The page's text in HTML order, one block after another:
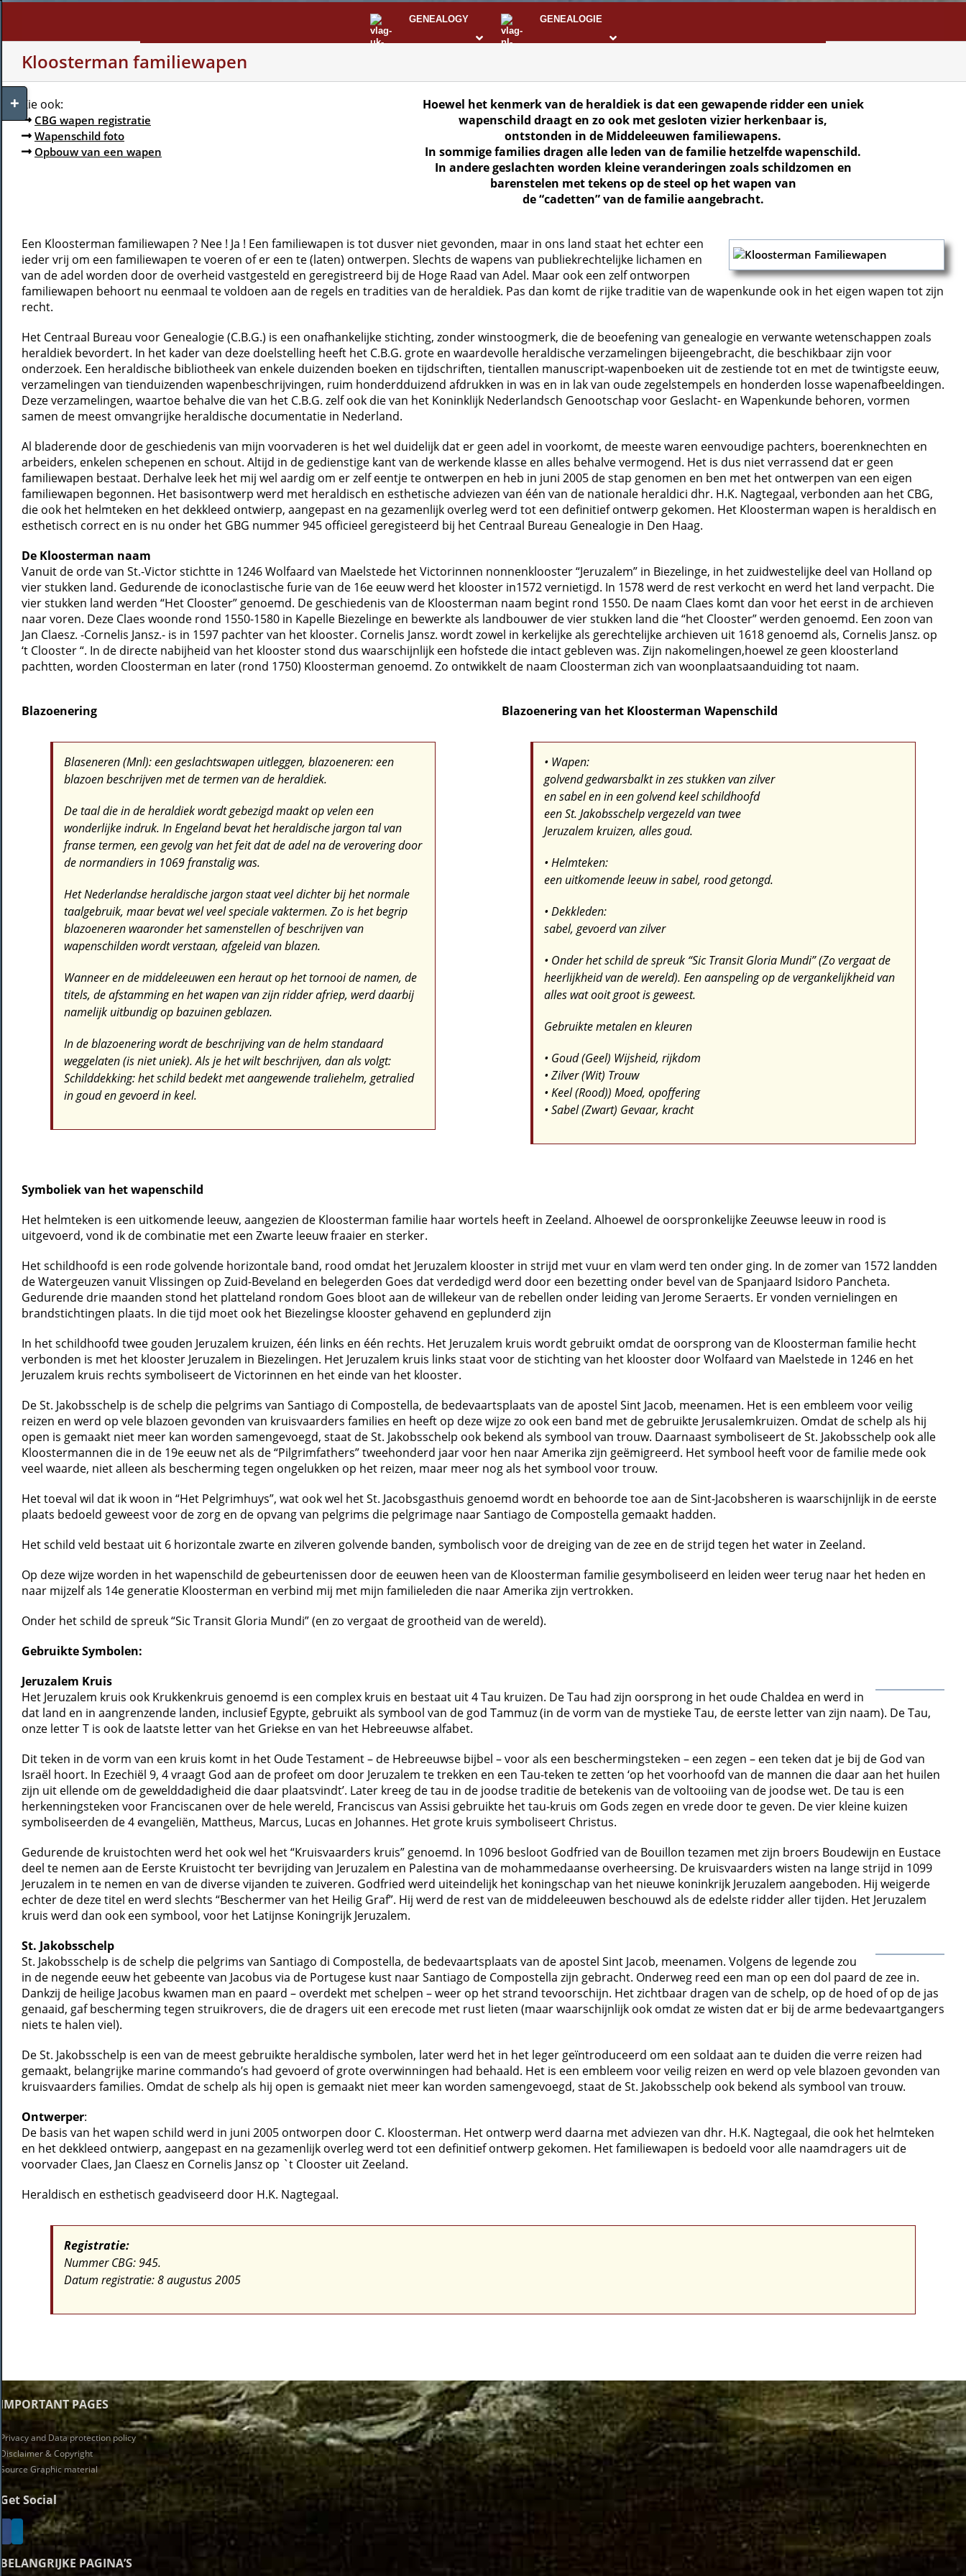
Skip
GENEALOGY GENEALOGIE
Kloosterman familiewapen
Zie ook:
CBG wapen registratie
Wapenschild foto
Opbouw van een wapen
Hoewel het kenmerk van de heraldiek is dat een gewapende ridder een uniek
wapenschild draagt en zo ook met gesloten vizier herkenbaar is,
ontstonden in de Middeleeuwen familiewapens.
In sommige families dragen alle leden van de familie hetzelfde wapenschild.
In andere geslachten worden kleine veranderingen zoals schildzomen en
barenstelen met tekens op de steel op het wapen van
de “cadetten” van de familie aangebracht.
Een Kloosterman familiewapen ? Nee ! Ja ! Een familiewapen is tot dusver niet gevonden, maar in ons land staat het echter een
ieder vrij om een familiewapen te voeren of er een te (laten) ontwerpen. Slechts de wapens van publiekrechtelijke lichamen en
van de adel worden door de overheid vastgesteld en geregistreerd bij de Hoge Raad van Adel. Maar ook een zelf ontworpen
familiewapen behoort nu eenmaal te voldoen aan de regels en tradities van de heraldiek. Pas dan komt de rijke traditie van de wapenkunde ook in het eigen wapen tot zijn
recht.
Het Centraal Bureau voor Genealogie (C.B.G.) is een onafhankelijke stichting, zonder winstoogmerk, die de beoefening van genealogie en verwante wetenschappen zoals
heraldiek bevordert. In het kader van deze doelstelling heeft het C.B.G. grote en waardevolle heraldische verzamelingen bijeengebracht, die beschikbaar zijn voor
onderzoek. Een heraldische bibliotheek van enkele duizenden boeken en tijdschriften, tientallen manuscript-wapenboeken uit de zestiende tot en met de twintigste eeuw,
verzamelingen van tienduizenden wapenbeschrijvingen, ruim honderdduizend afdrukken in was en in lak van oude zegelstempels en honderden losse wapenafbeeldingen.
Deze verzamelingen, waartoe behalve die van het C.B.G. zelf ook die van het Koninklijk Nederlandsch Genootschap voor Geslacht- en Wapenkunde behoren, vormen
samen de meest omvangrijke heraldische documentatie in Nederland.
Al bladerende door de geschiedenis van mijn voorvaderen is het wel duidelijk dat er geen adel in voorkomt, de meeste waren eenvoudige pachters, boerenknechten en
arbeiders, enkelen schepenen en schout. Altijd in de gedienstige kant van de werkende klasse en alles behalve vermogend. Het is dus niet verrassend dat er geen
familiewapen bestaat. Derhalve leek het mij wel aardig om er zelf eentje te ontwerpen en heb in juni 2005 de stap genomen en ben met het ontwerpen van een eigen
familiewapen begonnen. Het basisontwerp werd met heraldisch en esthetische adviezen van één van de nationale heraldici dhr. H.K. Nagtegaal, verbonden aan het CBG,
die ook het helmteken en het dekkleed ontwierp, aangepast en na gezamenlijk overleg werd tot een definitief ontwerp gekomen. Het Kloosterman wapen is heraldisch en
esthetisch correct en is nu onder het GBG nummer 945 officieel geregisteerd bij het Centraal Bureau Genealogie in Den Haag.
De Kloosterman naam
Vanuit de orde van St.-Victor stichtte in 1246 Wolfaard van Maelstede het Victorinnen nonnenklooster “Jeruzalem” in Biezelinge, in het zuidwestelijke deel van Holland op
vier stukken land. Gedurende de iconoclastische furie van de 16e eeuw werd het klooster in1572 vernietigd. In 1578 werd de rest verkocht en werd het land verpacht. Die
vier stukken land werden “Het Clooster” genoemd. De geschiedenis van de Kloosterman naam begint rond 1550. De naam Claes komt dan voor het eerst in de archieven
naar voren. Deze Claes woonde rond 1550-1580 in Kapelle Biezelinge en bewerkte als landbouwer de vier stukken land die “het Clooster” werden genoemd. Een zoon van
Jan Claesz. -Cornelis Jansz.- is in 1597 pachter van het klooster. Cornelis Jansz. wordt zowel in kerkelijke als gerechtelijke archieven uit 1618 genoemd als, Cornelis Jansz. op
‘t Clooster “. In de directe nabijheid van het klooster stond dus waarschijnlijk een hofstede die intact gebleven was. Zijn nakomelingen,hoewel ze geen kloosterland
pachtten, worden Cloosterman en later (rond 1750) Kloosterman genoemd. Zo ontwikkelt de naam Cloosterman zich van woonplaatsaanduiding tot naam.
Blazoenering
Blaseneren (Mnl): een geslachtswapen uitleggen, blazoeneren: een
blazoen beschrijven met de termen van de heraldiek.
De taal die in de heraldiek wordt gebezigd maakt op velen een
wonderlijke indruk. In Engeland bevat het heraldische jargon tal van
franse termen, een gevolg van het feit dat de adel na de verovering door
de normandiers in 1069 franstalig was.
Het Nederlandse heraldische jargon staat veel dichter bij het normale
taalgebruik, maar bevat wel veel speciale vaktermen. Zo is het begrip
blazoeneren waaronder het samenstellen of beschrijven van
wapenschilden wordt verstaan, afgeleid van blazen.
Wanneer en de middeleeuwen een heraut op het tornooi de namen, de
titels, de afstamming en het wapen van zijn ridder afriep, werd daarbij
namelijk uitbundig op bazuinen geblazen.
In de blazoenering wordt de beschrijving van de helm standaard
weggelaten (is niet uniek). Als je het wilt beschrijven, dan als volgt:
Schilddekking: het schild bedekt met aangewende traliehelm, getralied
in goud en gevoerd in keel.
Blazoenering van het Kloosterman Wapenschild
• Wapen:
golvend gedwarsbalkt in zes stukken van zilver
en sabel en in een golvend keel schildhoofd
een St. Jakobsschelp vergezeld van twee
Jeruzalem kruizen, alles goud.
• Helmteken:
een uitkomende leeuw in sabel, rood getongd.
• Dekkleden:
sabel, gevoerd van zilver
• Onder het schild de spreuk “Sic Transit Gloria Mundi” (Zo vergaat de
heerlijkheid van de wereld). Een aanspeling op de vergankelijkheid van
alles wat ooit groot is geweest.
Gebruikte metalen en kleuren
• Goud (Geel) Wijsheid, rijkdom
• Zilver (Wit) Trouw
• Keel (Rood)) Moed, opoffering
• Sabel (Zwart) Gevaar, kracht
Symboliek van het wapenschild
Het helmteken is een uitkomende leeuw, aangezien de Kloosterman familie haar wortels heeft in Zeeland. Alhoewel de oorspronkelijke Zeeuwse leeuw in rood is
uitgevoerd, vond ik de combinatie met een Zwarte leeuw fraaier en sterker.
Het schildhoofd is een rode golvende horizontale band, rood omdat het Jeruzalem klooster in strijd met vuur en vlam werd ten onder ging. In de zomer van 1572 landden
de Watergeuzen vanuit Vlissingen op Zuid-Beveland en belegerden Goes dat verdedigd werd door een bezetting onder bevel van de Spanjaard Isidoro Pancheta.
Gedurende drie maanden stond het platteland rondom Goes bloot aan de willekeur van de rebellen onder leiding van Jerome Seraerts. Er vonden vernielingen en
brandstichtingen plaats. In die tijd moet ook het Biezelingse klooster gehavend en geplunderd zijn
In het schildhoofd twee gouden Jeruzalem kruizen, één links en één rechts. Het Jeruzalem kruis wordt gebruikt omdat de oorsprong van de Kloosterman familie hecht
verbonden is met het klooster Jeruzalem in Biezelingen. Het Jeruzalem kruis links staat voor de stichting van het klooster door Wolfaard van Maelstede in 1246 en het
Jeruzalem kruis rechts symboliseert de Victorinnen en het einde van het klooster.
De St. Jakobsschelp is de schelp die pelgrims van Santiago di Compostella, de bedevaartsplaats van de apostel Sint Jacob, meenamen. Het is een embleem voor veilig
reizen en werd op vele blazoen gevonden van kruisvaarders families en heeft op deze wijze zo ook een band met de gebruikte Jerusalemkruizen. Omdat de schelp als hij
open is gemaakt niet meer kan worden samengevoegd, staat de St. Jakobsschelp ook bekend als symbool van trouw. Daarnaast symboliseert de St. Jakobsschelp ook alle
Kloostermannen die in de 19e eeuw net als de “Pilgrimfathers” tweehonderd jaar voor hen naar Amerika zijn geëmigreerd. Het symbool heeft voor de familie mede ook
veel waarde, niet alleen als bescherming tegen ongelukken op het reizen, maar meer nog als het symbool voor trouw.
Het toeval wil dat ik woon in “Het Pelgrimhuys”, wat ook wel het St. Jacobsgasthuis genoemd wordt en behoorde toe aan de Sint-Jacobsheren is waarschijnlijk in de eerste
plaats bedoeld geweest voor de zorg en de opvang van pelgrims die pelgrimage naar Santiago de Compostella gemaakt hadden.
Het schild veld bestaat uit 6 horizontale zwarte en zilveren golvende banden, symbolisch voor de dreiging van de zee en de strijd tegen het water in Zeeland.
Op deze wijze worden in het wapenschild de gebeurtenissen door de eeuwen heen van de Kloosterman familie gesymboliseerd en leiden weer terug naar het heden en
naar mijzelf als 14e generatie Kloosterman en verbind mij met mijn familieleden die naar Amerika zijn vertrokken.
Onder het schild de spreuk “Sic Transit Gloria Mundi” (en zo vergaat de grootheid van de wereld).
Gebruikte Symbolen:
Jeruzalem Kruis
Het Jeruzalem kruis ook Krukkenkruis genoemd is een complex kruis en bestaat uit 4 Tau kruizen. De Tau had zijn oorsprong in het oude Chaldea en werd in
dat land en in aangrenzende landen, inclusief Egypte, gebruikt als symbool van de god Tammuz (in de vorm van de mystieke Tau, de eerste letter van zijn naam). De Tau,
onze letter T is ook de laatste letter van het Griekse en van het Hebreeuwse alfabet.
Dit teken in de vorm van een kruis komt in het Oude Testament – de Hebreeuwse bijbel – voor als een beschermingsteken – een zegen – een teken dat je bij de God van
Israël hoort. In Ezechiël 9, 4 vraagt God aan de profeet om door Jeruzalem te trekken en een Tau-teken te zetten ‘op het voorhoofd van de mannen die daar aan het huilen
zijn uit ellende om de gewelddadigheid die daar plaatsvindt’. Later kreeg de tau in de joodse traditie de betekenis van de voltooiing van de joodse wet. De tau is een
herkenningsteken voor Franciscanen over de hele wereld, Franciscus van Assisi gebruikte het tau-kruis om Gods zegen en vrede door te geven. De vier kleine kuizen
symboliseerden de 4 evangeliën, Mattheus, Marcus, Lucas en Johannes. Het grote kruis symboliseert Christus.
Gedurende de kruistochten werd het ook wel het “Kruisvaarders kruis” genoemd. In 1096 besloot Godfried van de Bouillon tezamen met zijn broers Boudewijn en Eustace
deel te nemen aan de Eerste Kruistocht ter bevrijding van Jeruzalem en Palestina van de mohammedaanse overheersing. De kruisvaarders wisten na lange strijd in 1099
Jeruzalem in te nemen en van de diverse vijanden te zuiveren. Godfried werd uiteindelijk het koningschap van het nieuwe koninkrijk Jeruzalem aangeboden. Hij weigerde
echter de deze titel en werd slechts “Beschermer van het Heilig Graf”. Hij werd de rest van de middeleeuwen beschouwd als de edelste ridder aller tijden. Het Jeruzalem
kruis werd dan ook een symbool, voor het Latijnse Koningrijk Jeruzalem.
St. Jakobsschelp
St. Jakobsschelp is de schelp die pelgrims van Santiago di Compostella, de bedevaartsplaats van de apostel Sint Jacob, meenamen. Volgens de legende zou
in de negende eeuw het gebeente van Jacobus via de Portugese kust naar Santiago de Compostella zijn gebracht. Onderweg reed een man op een dol paard de zee in.
Dankzij de heilige Jacobus kwamen man en paard – overdekt met schelpen – weer op het strand tevoorschijn. Het zichtbaar dragen van de schelp, op de hoed of op de jas
genaaid, gaf bescherming tegen struikrovers, die de dragers uit een erecode met rust lieten (maar waarschijnlijk ook omdat ze wisten dat er bij de arme bedevaartgangers
niets te halen viel).
De St. Jakobsschelp is een van de meest gebruikte heraldische symbolen, later werd het in het leger geïntroduceerd om een soldaat aan te duiden die verre reizen had
gemaakt, belangrijke marine commando’s had gevoerd of grote overwinningen had behaald. Het is een embleem voor veilig reizen en werd op vele blazoen gevonden van
kruisvaarders families. Omdat de schelp als hij open is gemaakt niet meer kan worden samengevoegd, staat de St. Jakobsschelp ook bekend als symbool van trouw.
Ontwerper:
De basis van het wapen schild werd in juni 2005 ontworpen door C. Kloosterman. Het ontwerp werd daarna met adviezen van dhr. H.K. Nagtegaal, die ook het helmteken
en het dekkleed ontwierp, aangepast en na gezamenlijk overleg werd tot een definitief ontwerp gekomen. Het familiewapen is bedoeld voor alle naamdragers uit de
voorvader Claes, Jan Claesz en Cornelis Jansz op `t Clooster uit Zeeland.
Heraldisch en esthetisch geadviseerd door H.K. Nagtegaal.
Registratie:
Nummer CBG: 945.
Datum registratie: 8 augustus 2005
IMPORTANT PAGES
Privacy and Data protection policy
Disclaimer & Copyright
Source Graphic material
Get Social
BELANGRIJKE PAGINA’S
Toggle
Sliding
Bar
Area